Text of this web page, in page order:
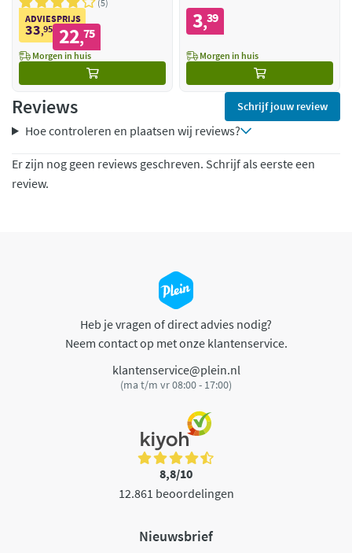
5
ADVIESPRIJS
33,95 22,75
Morgen in huis
3,39
Morgen in huis
Reviews Schrijf jouw review
Hoe controleren en plaatsen wij reviews?
Er zijn nog geen reviews geschreven. Schrijf als eerste een
review.
Heb je vragen of direct advies nodig?
Neem contact op met onze klantenservice.
klantenservice@plein.nl
(ma t/m vr 08:00 - 17:00)
8,8/10
12.861 beoordelingen
Nieuwsbrief